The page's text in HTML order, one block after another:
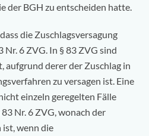
der BGH zu entscheiden hatte.
die Zuschlagsversagung
6 ZVG. In § 83 ZVG sind
aufgrund derer der Zuschlag in
zu versagen ist. Eine
einzeln geregelten Fälle
Nr. 6 ZVG, wonach der
ist, wenn die